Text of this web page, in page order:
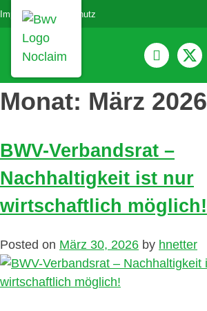
Impressum Datenschutz
Monat: März 2026
BWV-Verbandsrat –
Nachhaltigkeit ist nur
wirtschaftlich möglich!
Posted on März 30, 2026 by hnetter